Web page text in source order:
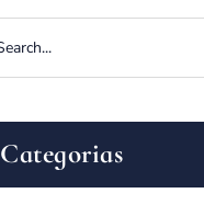
Categorias